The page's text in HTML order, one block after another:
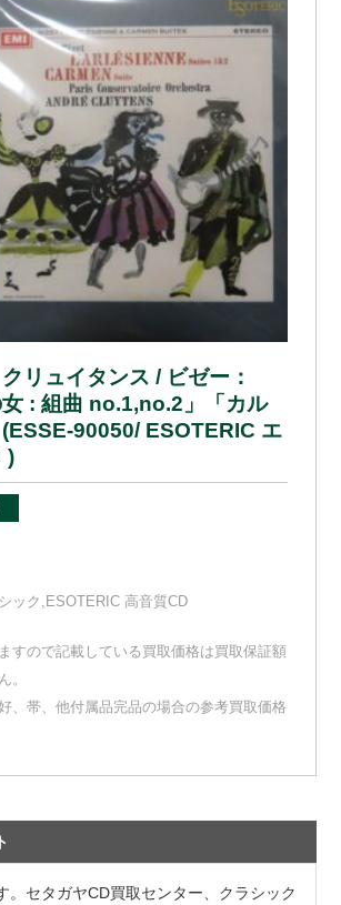
リュイタンス / ビゼー：
女 : 組曲 no.1,no.2」「カル
90050/ ESOTERIC エ
)
ック ESOTERIC 高音質CD
すので記載している買取価格は買取保証額
。
、帯、他付属品完品の場合の参考買取価格
。セタガヤCD買取センター、クラシック